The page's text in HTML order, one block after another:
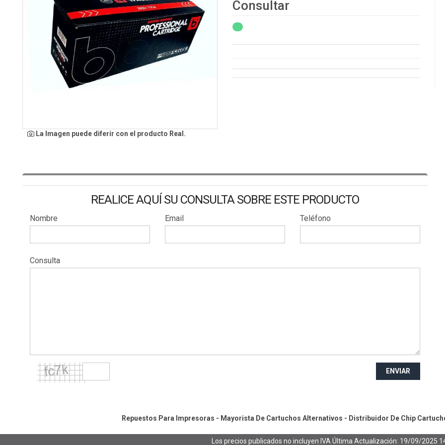
La Imagen puede diferir con el producto Real.
Consultar
REALICE AQUÍ SU CONSULTA SOBRE ESTE PRODUCTO
Nombre Email Teléfono
Consulta
ENVIAR
Repuestos Para Impresoras - Mayorista De Cartuchos Alternativos - Distribuidor De Chip
Los precios publicados no incluyen IVA Última Actualización: 19/09/2025